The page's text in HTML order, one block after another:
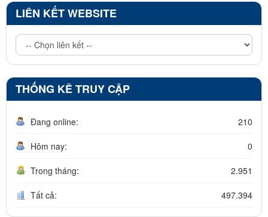
LIÊN KẾT WEBSITE
THỐNG KÊ TRUY CẬP
Đang online: 210
Hôm nay: 0
Trong tháng: 2.951
Tất cả: 497.394